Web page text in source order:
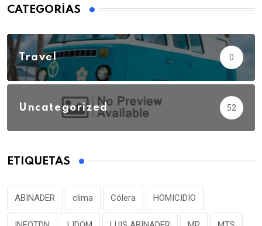
CATEGORÍAS
Travel 0
Uncategorized 52
ETIQUETAS
ABINADER clima Cólera HOMICIDIO